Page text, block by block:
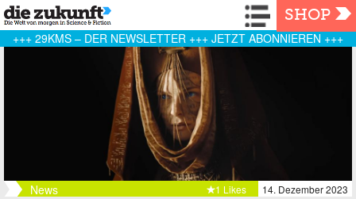
Navigation
SHOP
+++ 29KMS – DER NEWSLETTER +++ JETZT ABONNIEREN +++
News 14. Dezember 2023
1 Likes